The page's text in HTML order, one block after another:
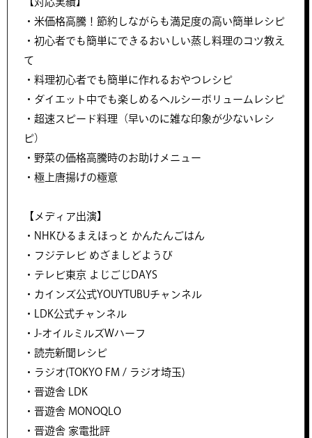
・米価格高騰！節約しながらも満足度の高い簡単レシピ
・初心者でも簡単にできるおいしい蒸し料理のコツ教え
て
・料理初心者でも簡単に作れるおやつレシピ
・ダイエット中でも楽しめるヘルシーボリュームレシピ
・超速スピード料理（早いのに雑な印象が少ないレシ
ピ）
・野菜の価格高騰時のお助けメニュー
・極上唐揚げの極意
【メディア出演】
・NHKひるまえほっと かんたんごはん
・フジテレビ めざましどようび
・テレビ東京 よじごじDAYS
・カインズ公式YOUYTUBUチャンネル
・LDK公式チャンネル
・J-オイルミルズWハーフ
・読売新聞レシピ
・ラジオ(TOKYO FM / ラジオ埼玉)
・晋遊舎 LDK
・晋遊舎 MONOQLO
・晋遊舎 家電批評